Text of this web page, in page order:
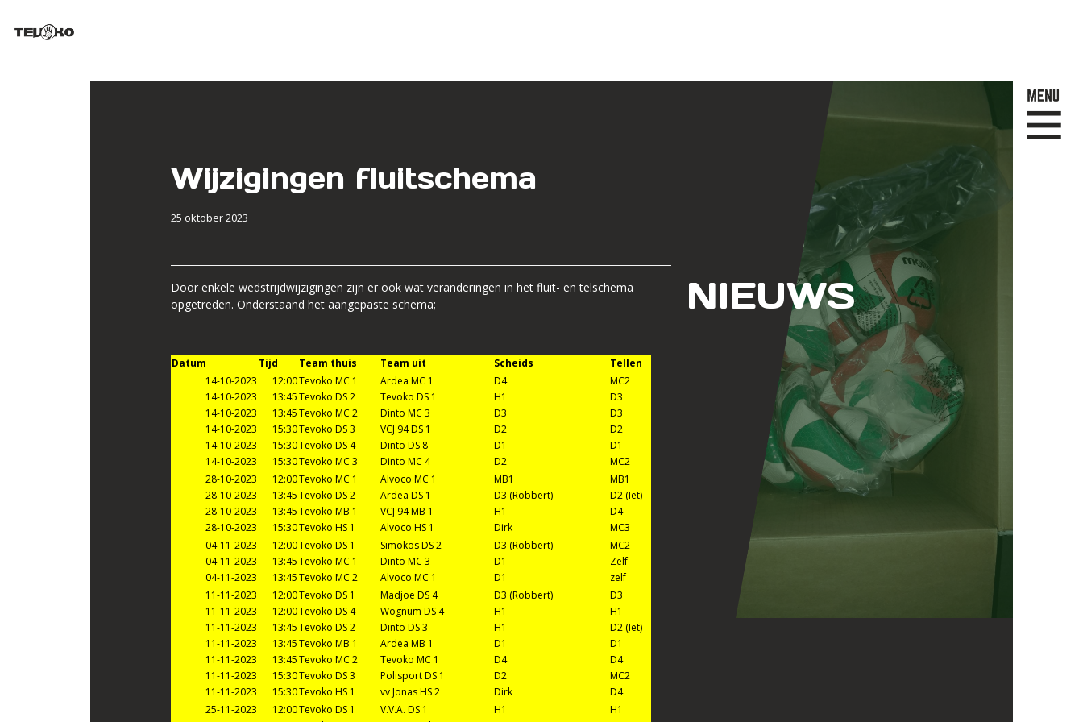
Wijzigingen fluitschema
25 oktober 2023
Door enkele wedstrijdwijzigingen zijn er ook wat veranderingen in het fluit- en telschema
opgetreden. Onderstaand het aangepaste schema;
Datum Tijd Team thuis Team uit Scheids
Tellen
14-10-2023
12:00Tevoko MC 1 Ardea MC 1 D4
MC2
14-10-2023
13:45Tevoko DS 2 Tevoko DS 1 H1
D3
14-10-2023
13:45Tevoko MC 2 Dinto MC 3 D3
D3
14-10-2023
15:30Tevoko DS 3 VCJ'94 DS 1 D2
D2
14-10-2023
15:30Tevoko DS 4 Dinto DS 8 D1
D1
14-10-2023
15:30Tevoko MC 3 Dinto MC 4 D2
MC2
28-10-2023
12:00Tevoko MC 1 Alvoco MC 1 MB1
MB1
28-10-2023
13:45Tevoko DS 2 Ardea DS 1 D3 (Robbert)
D2 (Iet)
28-10-2023
13:45Tevoko MB 1 VCJ'94 MB 1 H1
D4
28-10-2023
15:30Tevoko HS 1 Alvoco HS 1 Dirk
MC3
04-11-2023
12:00Tevoko DS 1 Simokos DS 2 D3 (Robbert)
MC2
04-11-2023
13:45Tevoko MC 1 Dinto MC 3 D1
Zelf
04-11-2023
13:45Tevoko MC 2 Alvoco MC 1 D1
zelf
11-11-2023
12:00Tevoko DS 1 Madjoe DS 4 D3 (Robbert)
D3
11-11-2023
12:00Tevoko DS 4 Wognum DS 4 H1
H1
11-11-2023
13:45Tevoko DS 2 Dinto DS 3 H1
D2 (Iet)
11-11-2023
13:45Tevoko MB 1 Ardea MB 1 D1
D1
11-11-2023
13:45Tevoko MC 2 Tevoko MC 1 D4
D4
11-11-2023
15:30Tevoko DS 3 Polisport DS 1 D2
MC2
11-11-2023
15:30Tevoko HS 1 vv Jonas HS 2 Dirk
D4
25-11-2023
12:00Tevoko DS 1 V.V.A. DS 1 H1
H1